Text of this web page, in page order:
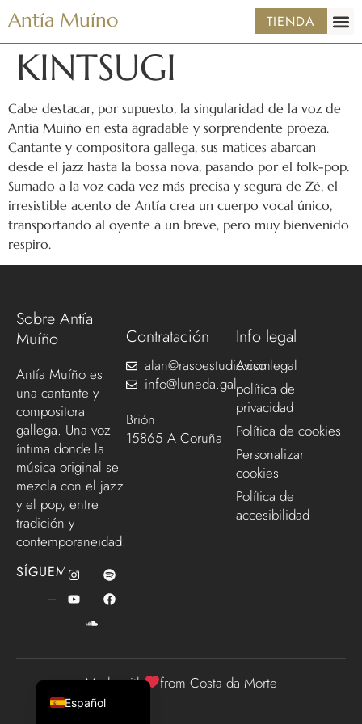
Antía Muíno TIENDA
KINTSUGI
Cabe destacar, por supuesto, la singularidad de la voz de
Antía Muiño en esta agradable y sorprendente proeza.
Cantante y compositora gallega, sus matices abarcan
desde el jazz hasta la bossa nova, pasando por el folk-pop.
Sumado a la voz cada vez más precisa y segura de Zé, el
irresistible acento de Antía crea un cuerpo vocal único,
transportando al oyente a un breve, pero muy bienvenido
respiro.
Sobre Antía
Muíño
Antía Muíño es
una cantante y
compositora
gallega. Una voz
íntima donde la
música original se
mezcla con el jazz
y el pop, entre
tradición y
contemporaneidad.
SÍGUEME
Contratación
alan@rasoestudio.com
info@luneda.gal
Brión
15865 A Coruña
Info legal
Aviso legal
política de
privacidad
Política de cookies
Personalizar
cookies
Política de
accesibilidad
Made with from Costa da Morte
Español
Galego